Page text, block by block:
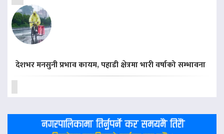
देशभर मनसुनी प्रभाव कायम, पहाडी क्षेत्रमा भारी वर्षाको सम्भावना